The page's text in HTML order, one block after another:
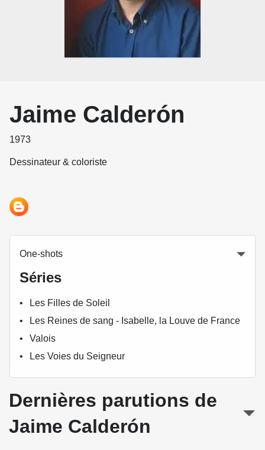
Jaime Calderón
1973
Dessinateur & coloriste
One-shots
Séries
Les Filles de Soleil
Les Reines de sang - Isabelle, la Louve de France
Valois
Les Voies du Seigneur
Dernières parutions de
Jaime Calderón